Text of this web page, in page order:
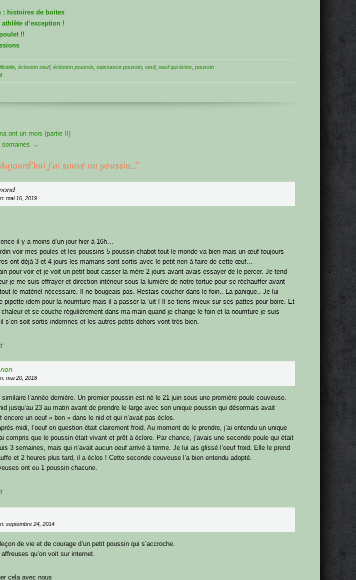
: histoires de boites
d’exception !
!!
,éclosion oeuf,éclosion poussin ,naissance poussin ,oeuf,oeuf qui éclos ,poussin
ont un mois (partie II)
semaines →
Aujourd’hui j’ai sauvé un poussin…”
mai 16, 2019
il y a moins d’un jour hier à 16h…
voir mes poules et les poussins 5 poussin chabot tout le monde va bien mais un œuf toujours
ont déjà 3 et 4 jours les mamans sont sortis avec le petit rien à faire de cette œuf…
pour voir et je voit un petit bout casser la mère 2 jours avant avais essayer de le percer. Je tend
je me suis effrayer et direction intérieur sous la lumière de notre tortue pour se réchauffer avant
le matériel nécessaire. Il ne bougeais pas. Restais coucher dans le foin.. La panique.. Je lui
pipette idem pour la nourriture mais il a passer la ‘uit ! Il se tiens mieux sur ses pattes pour boire. Et
et se couche régulièrement dans ma main quand je change le foin et la nourriture je suis
s’en soit sortis indemnes et les autres petits dehors vont très bien.
mai 20, 2018
similaire l’année dernière. Un premier poussin est né le 21 juin sous une première poule couveuse.
jusqu’au 23 au matin avant de prendre le large avec son unique poussin qui désormais avait
un oeuf « bon » dans le nid et qui n’avait pas éclos.
midi, l’oeuf en question était clairement froid. Au moment de le prendre, j’ai entendu un unique
compris que le poussin était vivant et prêt à éclore. Par chance, j’avais une seconde poule qui était
3 semaines, mais qui n’avait aucun oeuf arrivé à terme. Je lui ais glissé l’oeuf froid. Elle le prend
et 2 heures plus tard, il a éclos ! Cette seconde couveuse l’a bien entendu adopté.
ont eu 1 poussin chacune.
septembre 24, 2014
de vie et de courage d’un petit poussin qui s’accroche.
qu’on voit sur internet.
cela avec nous